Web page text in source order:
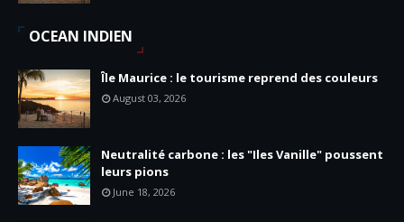
OCEAN INDIEN
Île Maurice : le tourisme reprend des couleurs
August 03, 2026
Neutralité carbone : les "Iles Vanille" poussent
leurs pions
June 18, 2026